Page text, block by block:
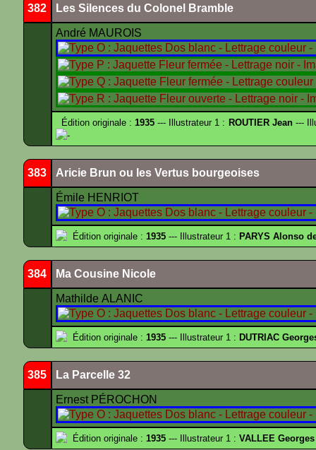
382 Les Silences du Colonel Bramble
André MAUROIS
Édition originale :1935 --- Illustrateur 1 : ROUTIER Jean---
-
383 Aricie Brun ou les Vertus bourgeoises
Émile HENRIOT
Édition originale : 1935 --- Illustrateur 1 : PARYS Alonso
384 Ma Cousine Nicole
Mathilde ALANIC
Édition originale : 1935 --- Illustrateur 1 : DUTRIAC
385 La Parcelle 32
Ernest PÉROCHON
Édition originale : 1935 --- Illustrateur 1 : VALLEE Georges